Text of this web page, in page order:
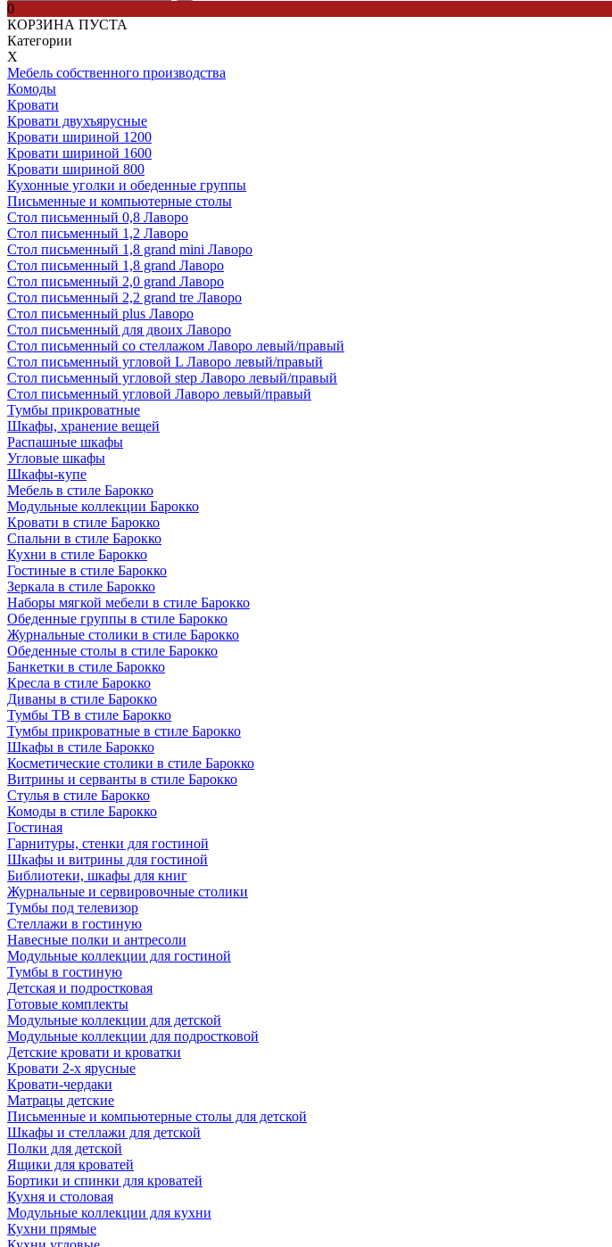
0
КОРЗИНА ПУСТА
Категории
Х
Мебель собственного производства
Комоды
Кровати
Кровати двухъярусные
Кровати шириной 1200
Кровати шириной 1600
Кровати шириной 800
Кухонные уголки и обеденные группы
Письменные и компьютерные столы
Стол письменный 0,8 Лаворо
Стол письменный 1,2 Лаворо
Стол письменный 1,8 grand mini Лаворо
Стол письменный 1,8 grand Лаворо
Стол письменный 2,0 grand Лаворо
Стол письменный 2,2 grand tre Лаворо
Стол письменный plus Лаворо
Стол письменный для двоих Лаворо
Стол письменный со стеллажом Лаворо левый/правый
Стол письменный угловой L Лаворо левый/правый
Стол письменный угловой step Лаворо левый/правый
Стол письменный угловой Лаворо левый/правый
Тумбы прикроватные
Шкафы, хранение вещей
Распашные шкафы
Угловые шкафы
Шкафы-купе
Мебель в стиле Барокко
Модульные коллекции Барокко
Кровати в стиле Барокко
Спальни в стиле Барокко
Кухни в стиле Барокко
Гостиные в стиле Барокко
Зеркала в стиле Барокко
Наборы мягкой мебели в стиле Барокко
Обеденные группы в стиле Барокко
Журнальные столики в стиле Барокко
Обеденные столы в стиле Барокко
Банкетки в стиле Барокко
Кресла в стиле Барокко
Диваны в стиле Барокко
Тумбы ТВ в стиле Барокко
Тумбы прикроватные в стиле Барокко
Шкафы в стиле Барокко
Косметические столики в стиле Барокко
Витрины и серванты в стиле Барокко
Стулья в стиле Барокко
Комоды в стиле Барокко
Гостиная
Гарнитуры, стенки для гостиной
Шкафы и витрины для гостиной
Библиотеки, шкафы для книг
Журнальные и сервировочные столики
Тумбы под телевизор
Стеллажи в гостиную
Навесные полки и антресоли
Модульные коллекции для гостиной
Тумбы в гостиную
Детская и подростковая
Готовые комплекты
Модульные коллекции для детской
Модульные коллекции для подростковой
Детские кровати и кроватки
Кровати 2-х ярусные
Кровати-чердаки
Матрацы детские
Письменные и компьютерные столы для детской
Шкафы и стеллажи для детской
Полки для детской
Ящики для кроватей
Бортики и спинки для кроватей
Кухня и столовая
Модульные коллекции для кухни
Кухни прямые